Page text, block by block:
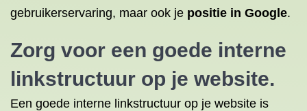
gebruikerservaring, maar ook je positie in Google.
Zorg voor een goede interne
linkstructuur op je website.
Een goede interne linkstructuur op je website is